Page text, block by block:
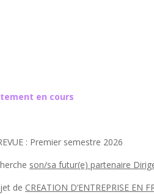
en cours
: Premier semestre 2026
son/sa futur(e) partenaire
de CREATION D’ENTREPRISE EN